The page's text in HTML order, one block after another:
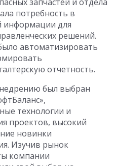
потребность в
информации для
решений.
автоматизировать
отчетность.
был выбран
технологии и
проектов, высокий
новинки
Изучив рынок
компании